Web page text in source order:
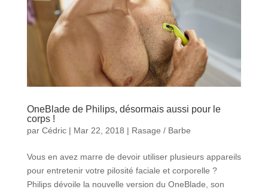
OneBlade de Philips, désormais aussi pour le
corps !
par Cédric| Mar 22, 2018 | Rasage / Barbe
Vous en avez marre de devoir utiliser plusieurs appareils
pour entretenir votre pilosité faciale et corporelle ?
Philips dévoile la nouvelle version du OneBlade, son